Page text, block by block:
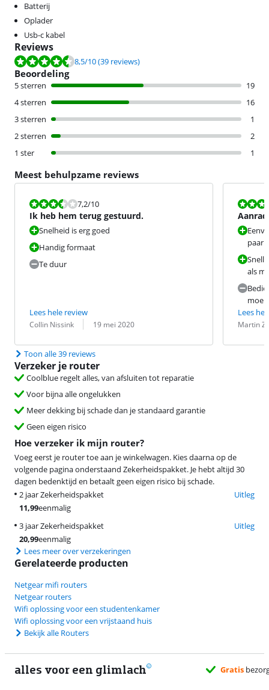
Batterij
Oplader
Usb-c kabel
Reviews
Beoordeling is 8,5 van de 10, gebaseerd op 39 reviews.
8,5/10(39 reviews)
Beoordeling
5 sterren
19
4 sterren
16
3 sterren
1
2 sterren
2
1 ster
1
Meest behulpzame reviews
Beoordeling is 7,2 van de 10.
7,2/10
Ik heb hem terug gestuurd.
Snelheid is erg goed
Handig formaat
Te duur
Lees hele review
Beoordeling door:
Collin Nissink
Datum: 19 mei 2020
paar
als
Lees
Martin
Datum:
Toon alle 39 reviews
Verzeker je router
Coolblue regelt alles, van afsluiten tot reparatie
Voor bijna alle ongelukken
Meer dekking bij schade dan je standaard garantie
Geen eigen risico
Hoe verzeker ik mijn router?
Voeg eerst je router toe aan je winkelwagen. Kies daarna op de
volgende pagina onderstaand Zekerheidspakket. Je hebt altijd 30
dagen bedenktijd en betaalt geen eigen risico bij schade.
2 jaar Zekerheidspakket
Uitleg
11,99eenmalig
3 jaar Zekerheidspakket
Uitleg
20,99eenmalig
Lees meer over verzekeringen
Gerelateerde producten
Netgear mifi routers
Netgear routers
Wifi oplossing voor een studentenkamer
Wifi oplossing voor een vrijstaand huis
Bekijk alle Routers
alles voor een glimlach
Gratisbezorgd wanneer het jou uitkomt